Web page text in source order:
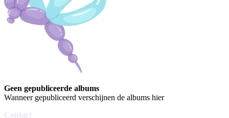
Geen gepubliceerde albums
Wanneer gepubliceerd verschijnen de albums hier
Contact